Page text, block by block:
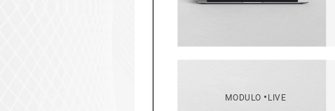
MODULO • LIVE